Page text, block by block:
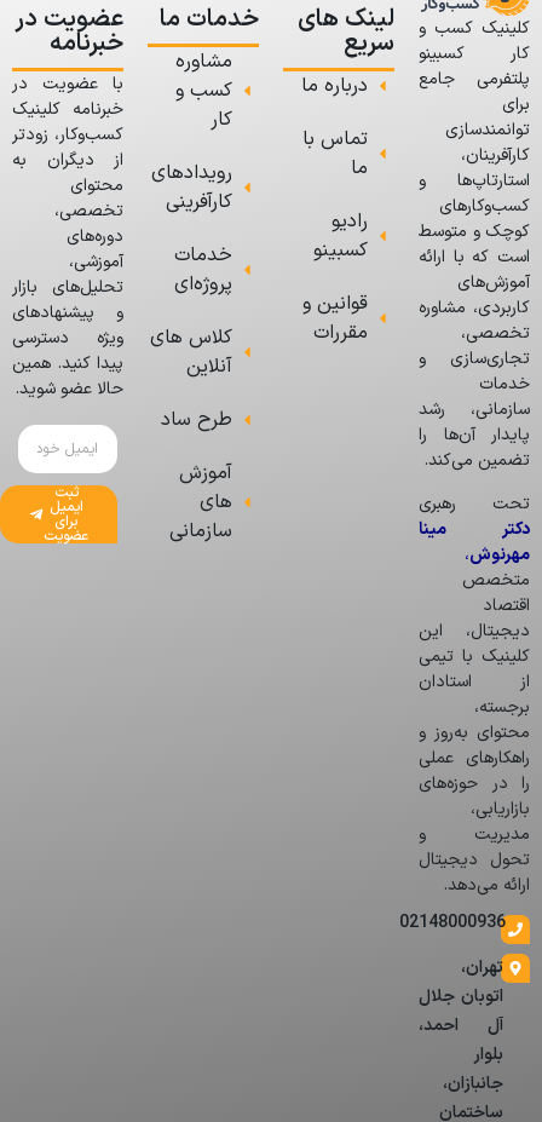
کلینیک کسب و
کار کسبینو
پلتفرمی جامع
برای
توانمندسازی
کارآفرینان،
استارتاپ‌ها و
کسب‌وکارهای
کوچک و متوسط
است که با ارائه
آموزش‌های
کاربردی، مشاوره
تخصصی،
تجاری‌سازی و
خدمات
سازمانی، رشد
پایدار آن‌ها را
تضمین می‌کند.
تحت رهبری
دکتر مینا
مهرنوش،
متخصص
اقتصاد
دیجیتال، این
کلینیک با تیمی
از استادان
برجسته،
محتوای به‌روز و
راهکارهای عملی
را در حوزه‌های
بازاریابی،
مدیریت و
تحول دیجیتال
ارائه می‌دهد.
02148000936
تهران،
اتوبان جلال
آل احمد،
بلوار
جانبازان،
ساختمان
لینک های
سریع
درباره ما
تماس با
ما
رادیو
کسبینو
قوانین و
مقررات
خدمات ما
مشاوره
کسب و
کار
رویدادهای
کارآفرینی
خدمات
پروژه‌ای
کلاس های
آنلاین
طرح ساد
آموزش
های
سازمانی
عضویت در
خبرنامه
با عضویت در
خبرنامه کلینیک
کسب‌وکار، زودتر
از دیگران به
محتوای
تخصصی،
دوره‌های
آموزشی،
تحلیل‌های بازار
و پیشنهادهای
ویژه دسترسی
پیدا کنید. همین
حالا عضو شوید.
ثبت
ایمیل
برای
عضویت